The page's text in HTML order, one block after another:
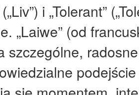
i „Tolerant”
„Laiwe” (od
szczególne,